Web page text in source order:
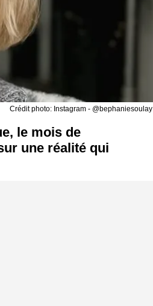
Crédit photo: Instagram - @bephaniesoulay
le mois de
une réalité qui